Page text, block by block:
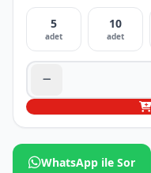
5
adet
10
adet
WhatsApp ile Sor